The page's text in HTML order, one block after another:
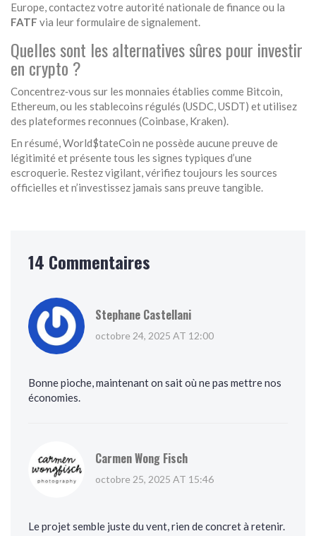
Europe, contactez votre autorité nationale de finance ou la
FATF via leur formulaire de signalement.
Quelles sont les alternatives sûres pour investir
en crypto ?
Concentrez‑vous sur les monnaies établies comme Bitcoin,
Ethereum, ou les stablecoins régulés (USDC, USDT) et utilisez
des plateformes reconnues (Coinbase, Kraken).
En résumé, World$tateCoin ne possède aucune preuve de
légitimité et présente tous les signes typiques d’une
escroquerie. Restez vigilant, vérifiez toujours les sources
officielles et n’investissez jamais sans preuve tangible.
14 Commentaires
Stephane Castellani
octobre 24, 2025 AT 12:00
Bonne pioche, maintenant on sait où ne pas mettre nos
économies.
Carmen Wong Fisch
octobre 25, 2025 AT 15:46
Le projet semble juste du vent, rien de concret à retenir.